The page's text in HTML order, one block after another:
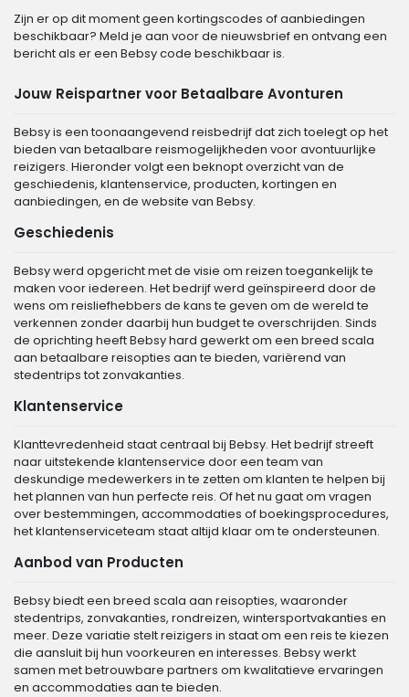
Zijn er op dit moment geen kortingscodes of aanbiedingen
beschikbaar? Meld je aan voor de nieuwsbrief en ontvang een
bericht als er een Bebsy code beschikbaar is.
Jouw Reispartner voor Betaalbare Avonturen
Bebsy is een toonaangevend reisbedrijf dat zich toelegt op het
bieden van betaalbare reismogelijkheden voor avontuurlijke
reizigers. Hieronder volgt een beknopt overzicht van de
geschiedenis, klantenservice, producten, kortingen en
aanbiedingen, en de website van Bebsy.
Geschiedenis
Bebsy werd opgericht met de visie om reizen toegankelijk te
maken voor iedereen. Het bedrijf werd geïnspireerd door de
wens om reisliefhebbers de kans te geven om de wereld te
verkennen zonder daarbij hun budget te overschrijden. Sinds
de oprichting heeft Bebsy hard gewerkt om een breed scala
aan betaalbare reisopties aan te bieden, variërend van
stedentrips tot zonvakanties.
Klantenservice
Klanttevredenheid staat centraal bij Bebsy. Het bedrijf streeft
naar uitstekende klantenservice door een team van
deskundige medewerkers in te zetten om klanten te helpen bij
het plannen van hun perfecte reis. Of het nu gaat om vragen
over bestemmingen, accommodaties of boekingsprocedures,
het klantenserviceteam staat altijd klaar om te ondersteunen.
Aanbod van Producten
Bebsy biedt een breed scala aan reisopties, waaronder
stedentrips, zonvakanties, rondreizen, wintersportvakanties en
meer. Deze variatie stelt reizigers in staat om een reis te kiezen
die aansluit bij hun voorkeuren en interesses. Bebsy werkt
samen met betrouwbare partners om kwalitatieve ervaringen
en accommodaties aan te bieden.